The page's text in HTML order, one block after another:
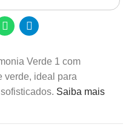
Verde 1 com
verde, ideal para
Saiba mais